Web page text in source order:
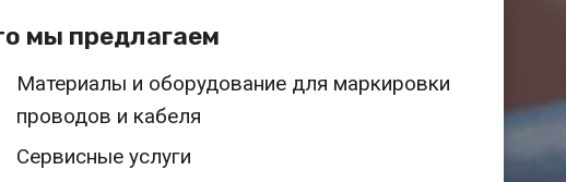
мы предлагаем
Материалы и оборудование для маркировки
проводов и кабеля
Сервисные услуги